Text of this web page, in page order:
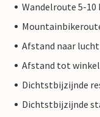
Wandelroute 5-10
Afstand naar
Afstand tot
Dichtstbijzijnde
Dichtstbijzijnde